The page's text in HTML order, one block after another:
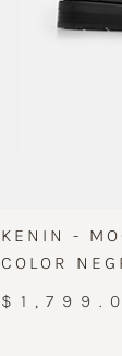
KENIN -
COLOR